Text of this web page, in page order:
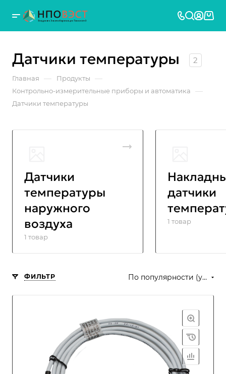
Датчики температуры 2
Главная — Продукты —
Контрольно-измерительные приборы и автоматика —
Датчики температуры
Датчики
температуры
наружного
воздуха
1 товар
датчики
1 товар
ФИЛЬТР По популярности (убывание)